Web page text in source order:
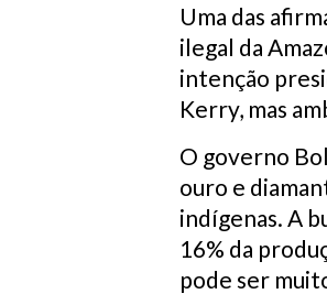
Uma das
ilegal da
intenção
Kerry, mas
O governo
ouro e
indígenas. A
16% da
pode ser